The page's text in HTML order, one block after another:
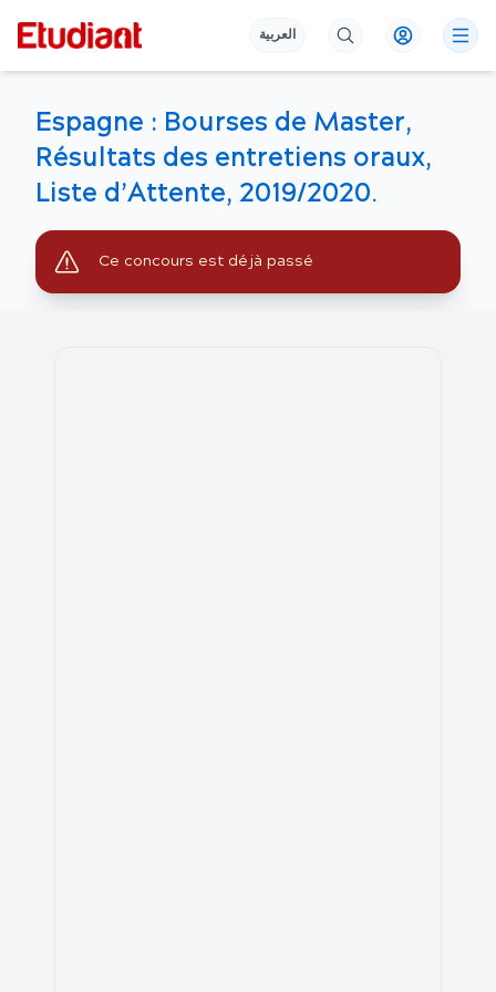
العربية
Espagne : Bourses de Master,
Résultats des entretiens oraux,
Liste d’Attente, 2019/2020.
Ce concours est déjà passé